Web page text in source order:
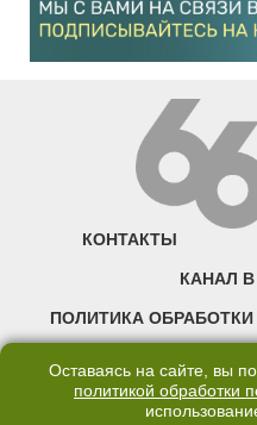
КОНТАКТЫ
КАНАЛ В
ПОЛИТИКА
©2007—2025 66.RU.
Оставаясь на сайте, вы
политикой обработки